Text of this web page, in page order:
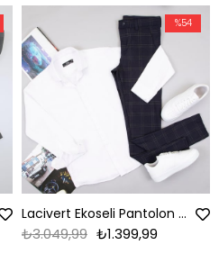
Lacivert Ekoseli Pantolon Gömlek Ayakkabı Kombin
₺1.399,99
₺3.049,99
%54